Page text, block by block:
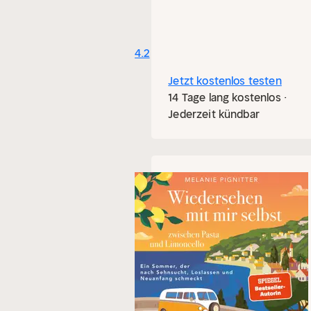
4.2
Jetzt kostenlos testen
14 Tage lang kostenlos ·
Jederzeit kündbar